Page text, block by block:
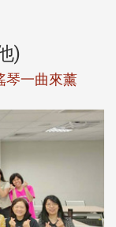
)
琴一曲來薰